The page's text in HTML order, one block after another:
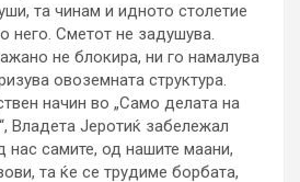
та чинам и идното столетие
него. Сметот не задушува.
не блокира, ни го намалува
овоземната структура.
начин во „Само делата на
Владета Јеротиќ забележал
нас самите, од нашите маани,
та ќе се трудиме борбата,